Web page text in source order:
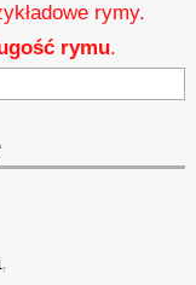
rymy.
rymu.
,